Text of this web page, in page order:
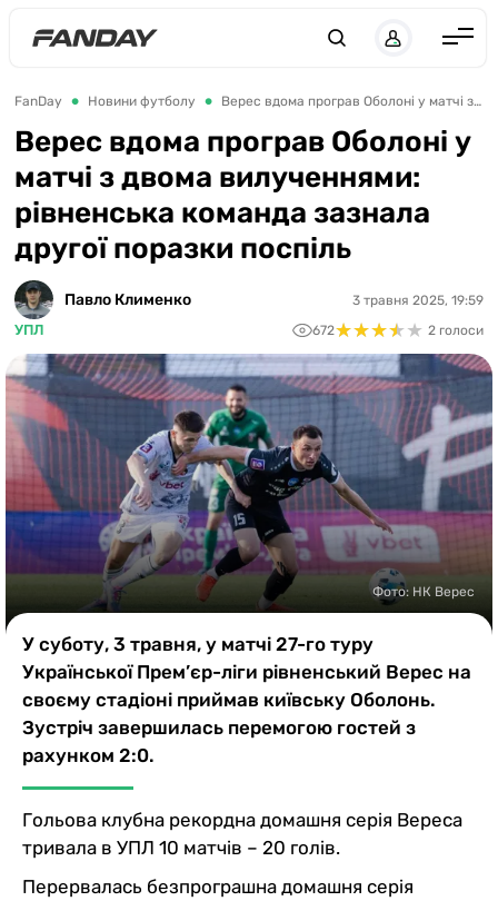
Іспанія
Німеччина
Італія
Франція
ЛЧ
ЛЕ
ЧЕ-2028
Букмекери
Казино
FanDay Новини футболу Верес вдома програв Оболоні у матчі з двома вилученнями: рівненська команда зазнала другої поразки поспіль
Верес вдома програв Оболоні у
матчі з двома вилученнями:
рівненська команда зазнала
другої поразки поспіль
Павло Клименко
УПЛ
3 травня 2025, 19:59
672★★★★★
★★★★★ 2 голоси
Фото: НК Верес
У суботу, 3 травня, у матчі 27-го туру
Української Прем’єр-ліги рівненський Верес на
своєму стадіоні приймав київську Оболонь.
Зустріч завершилась перемогою гостей з
рахунком 2:0.
Гольова клубна рекордна домашня серія Вереса
тривала в УПЛ 10 матчів – 20 голів.
Перервалась безпрограшна домашня серія